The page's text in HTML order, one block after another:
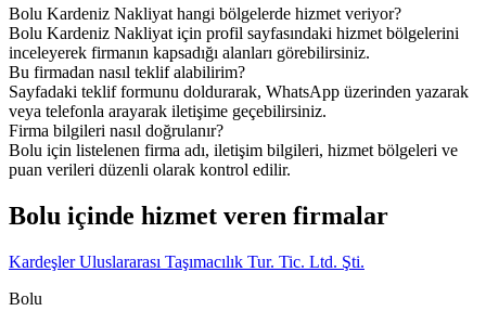
Bolu Kardeniz Nakliyat hangi bölgelerde hizmet veriyor?
Bolu Kardeniz Nakliyat için profil sayfasındaki hizmet bölgelerini
inceleyerek firmanın kapsadığı alanları görebilirsiniz.
Bu firmadan nasıl teklif alabilirim?
Sayfadaki teklif formunu doldurarak, WhatsApp üzerinden yazarak
veya telefonla arayarak iletişime geçebilirsiniz.
Firma bilgileri nasıl doğrulanır?
Bolu için listelenen firma adı, iletişim bilgileri, hizmet bölgeleri ve
puan verileri düzenli olarak kontrol edilir.
Bolu içinde hizmet veren firmalar
Kardeşler Uluslararası Taşımacılık Tur. Tic. Ltd. Şti.
Bolu